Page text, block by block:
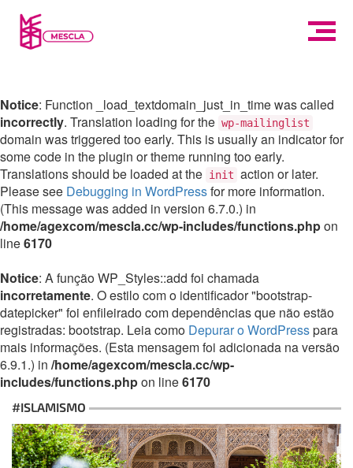
Notice: Function _load_textdomain_just_in_time was called
incorrectly. Translation loading for the wp-mailinglist
domain was triggered too early. This is usually an indicator for
some code in the plugin or theme running too early.
Translations should be loaded at the init action or later.
Please see Debugging in WordPressfor more information.
(This message was added in version 6.7.0.) in
/home/agexcom/mescla.cc/wp-includes/functions.phpon
line6170
Notice: A função WP_Styles::add foi chamada
incorretamente. O estilo com o identificador "bootstrap-
datepicker" foi enfileirado com dependências que não estão
registradas: bootstrap. Leia como Depurar o WordPresspara
mais informações. (Esta mensagem foi adicionada na versão
6.9.1.) in /home/agexcom/mescla.cc/wp-
includes/functions.phpon line6170
#ISLAMISMO